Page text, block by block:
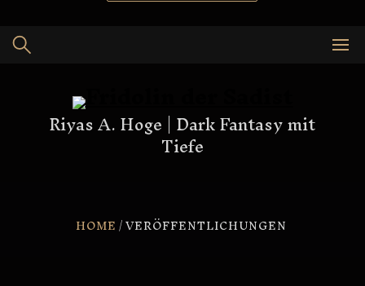
Riyas A. Hoge | Dark Fantasy mit
Tiefe
HOME VERÖFFENTLICHUNGEN